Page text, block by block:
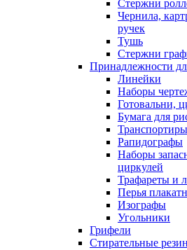
Стержни
Чернила,
ручек
Тушь
Стержни
Принадлежности
Линейки
Наборы
Готовальни,
Бумага для
Транспортиры
Рапидографы
Наборы
циркулей
Трафареты и
Перья
Изографы
Угольники
Грифели
Стирательные